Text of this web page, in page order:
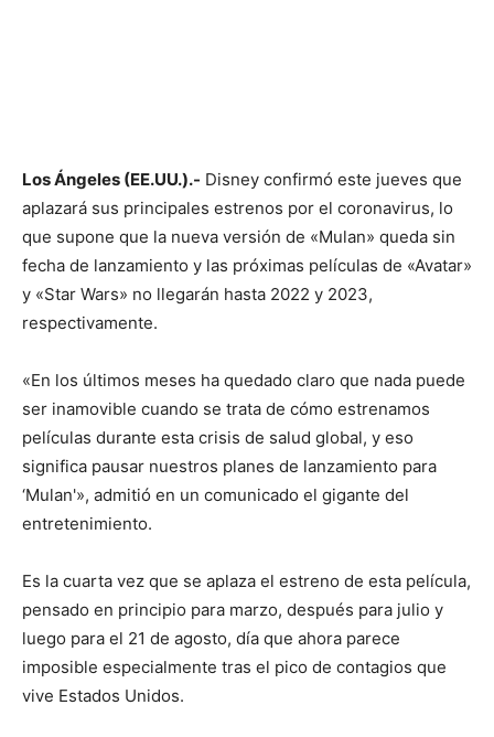
Los Ángeles (EE.UU.).- Disney confirmó este jueves que
aplazará sus principales estrenos por el coronavirus, lo
que supone que la nueva versión de «Mulan» queda sin
fecha de lanzamiento y las próximas películas de «Avatar»
y «Star Wars» no llegarán hasta 2022 y 2023,
respectivamente.
«En los últimos meses ha quedado claro que nada puede
ser inamovible cuando se trata de cómo estrenamos
películas durante esta crisis de salud global, y eso
significa pausar nuestros planes de lanzamiento para
‘Mulan'», admitió en un comunicado el gigante del
entretenimiento.
Es la cuarta vez que se aplaza el estreno de esta película,
pensado en principio para marzo, después para julio y
luego para el 21 de agosto, día que ahora parece
imposible especialmente tras el pico de contagios que
vive Estados Unidos.